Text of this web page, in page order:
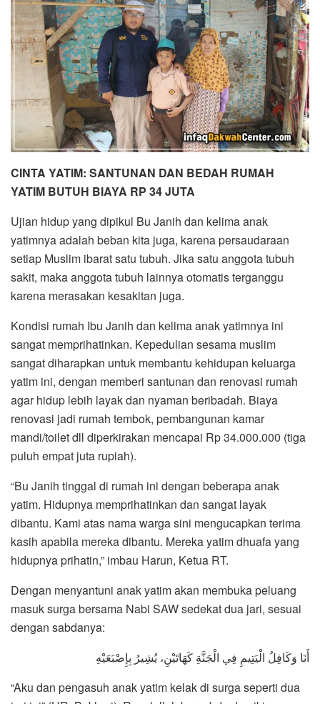
CINTA YATIM: SANTUNAN DAN BEDAH RUMAH
YATIM BUTUH BIAYA RP 34 JUTA
Ujian hidup yang dipikul Bu Janih dan kelima anak
yatimnya adalah beban kita juga, karena persaudaraan
setiap Muslim ibarat satu tubuh. Jika satu anggota tubuh
sakit, maka anggota tubuh lainnya otomatis terganggu
karena merasakan kesakitan juga.
Kondisi rumah Ibu Janih dan kelima anak yatimnya ini
sangat memprihatinkan. Kepedulian sesama muslim
sangat diharapkan untuk membantu kehidupan keluarga
yatim ini, dengan memberi santunan dan renovasi rumah
agar hidup lebih layak dan nyaman beribadah. Biaya
renovasi jadi rumah tembok, pembangunan kamar
mandi/toilet dll diperkirakan mencapai Rp 34.000.000 (tiga
puluh empat juta rupiah).
“Bu Janih tinggal di rumah ini dengan beberapa anak
yatim. Hidupnya memprihatinkan dan sangat layak
dibantu. Kami atas nama warga sini mengucapkan terima
kasih apabila mereka dibantu. Mereka yatim dhuafa yang
hidupnya prihatin,” imbau Harun, Ketua RT.
Dengan menyantuni anak yatim akan membuka peluang
masuk surga bersama Nabi SAW sedekat dua jari, sesuai
dengan sabdanya:
أَنَا وَكَافِلُ الْيَتِيمِ فِي الْجَنَّةِ كَهَاتَيْنِ، يُشِيرُ بِإِصْبَعَيْهِ
“Aku dan pengasuh anak yatim kelak di surga seperti dua